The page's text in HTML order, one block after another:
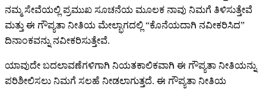
ನಮ್ಮ ಸೇವೆಯಲ್ಲಿ ಪ್ರಮುಖ ಸೂಚನೆಯ ಮೂಲಕ ನಾವು ನಿಮಗೆ ತಿಳಿಸುತ್ತೇವೆ
ಮತ್ತು ಈ ಗೌಪ್ಯತಾ ನೀತಿಯ ಮೇಲ್ಭಾಗದಲ್ಲಿ “ಕೊನೆಯದಾಗಿ ನವೀಕರಿಸಿದ”
ದಿನಾಂಕವನ್ನು ನವೀಕರಿಸುತ್ತೇವೆ.
ಯಾವುದೇ ಬದಲಾವಣೆಗಳಿಗಾಗಿ ನಿಯತಕಾಲಿಕವಾಗಿ ಈ ಗೌಪ್ಯತಾ ನೀತಿಯನ್ನು
ಪರಿಶೀಲಿಸಲು ನಿಮಗೆ ಸಲಹೆ ನೀಡಲಾಗುತ್ತದೆ. ಈ ಗೌಪ್ಯತಾ ನೀತಿಯ